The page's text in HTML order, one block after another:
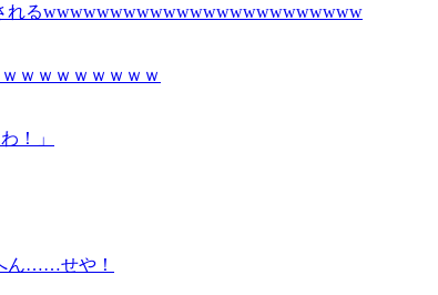
れるwwwwwwwwwwwwwwwwwwwwwwww
ｗｗｗｗｗｗｗｗ
！」
ん……せや！